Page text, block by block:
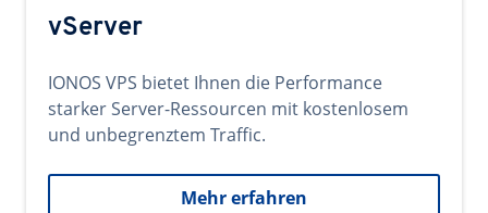
vServer
IONOS VPS bietet Ihnen die Performance
starker Server-Ressourcen mit kostenlosem
und unbegrenztem Traffic.
Mehr erfahren